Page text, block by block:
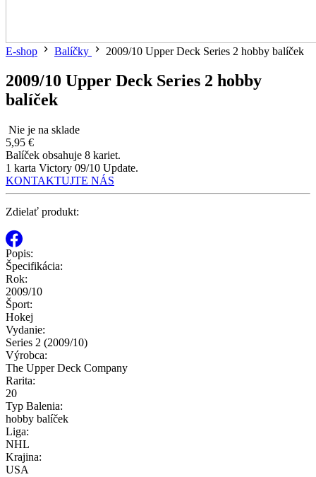
E-shop Balíčky 2009/10 Upper Deck Series 2 hobby balíček
2009/10 Upper Deck Series 2 hobby
balíček
Nie je na sklade
5,95 €
Balíček obsahuje 8 kariet.
1 karta Victory 09/10 Update.
KONTAKTUJTE NÁS
Zdielať produkt:
Popis:
Špecifikácia:
Rok:
2009/10
Šport:
Hokej
Vydanie:
Series 2 (2009/10)
Výrobca:
The Upper Deck Company
Rarita:
20
Typ Balenia:
hobby balíček
Liga:
NHL
Krajina:
USA